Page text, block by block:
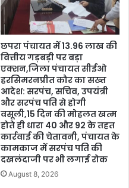
छपरा पंचायत में 13.96 लाख की
वित्तीय गड़बड़ी पर बड़ा
एक्शन,जिला पंचायत सीईओ
हरसिमरनप्रीत कौर का सख्त
आदेश: सरपंच, सचिव, उपयंत्री
और सरपंच पति से होगी
वसूली,15 दिन की मोहलत खत्म
होते ही धारा 40 और 92 के तहत
कार्रवाई की चेतावनी, पंचायत के
कामकाज में सरपंच पति की
दखलंदाजी पर भी लगाई रोक
August 8, 2026